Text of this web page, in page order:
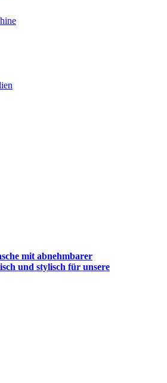
mit abnehmbarer
und stylisch für unsere